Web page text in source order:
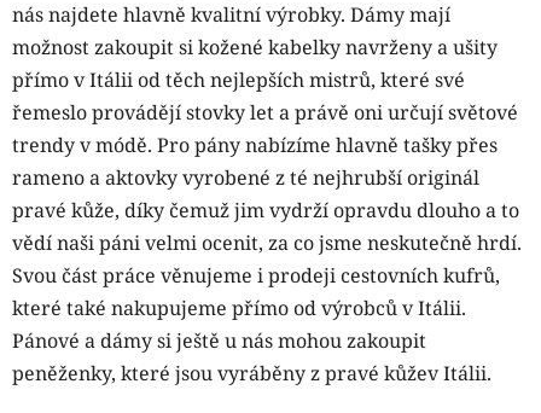
nás najdete hlavně kvalitní výrobky. Dámy mají
možnost zakoupit si kožené kabelky navrženy a ušity
přímo v Itálii od těch nejlepších mistrů, které své
řemeslo provádějí stovky let a právě oni určují světové
trendy v módě. Pro pány nabízíme hlavně tašky přes
rameno a aktovky vyrobené z té nejhrubší originál
pravé kůže, díky čemuž jim vydrží opravdu dlouho a to
vědí naši páni velmi ocenit, za co jsme neskutečně hrdí.
Svou část práce věnujeme i prodeji cestovních kufrů,
které také nakupujeme přímo od výrobců v Itálii.
Pánové a dámy si ještě u nás mohou zakoupit
peněženky, které jsou vyráběny z pravé kůžev Itálii.